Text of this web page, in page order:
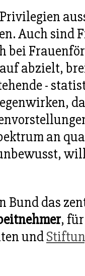
Auch sind
bei
abzielt,
-
an
Bund das
, für
und